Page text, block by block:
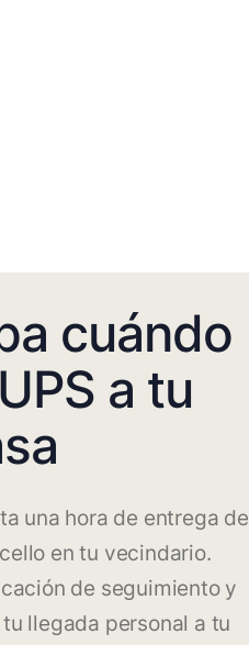
cuándo
a tu
una hora de entrega de
en tu vecindario.
de seguimiento y
llegada personal a tu